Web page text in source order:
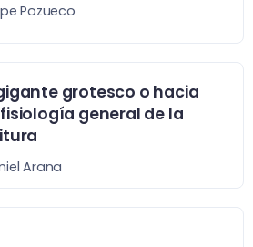
Pozueco
grotesco o hacia
general de la
Arana